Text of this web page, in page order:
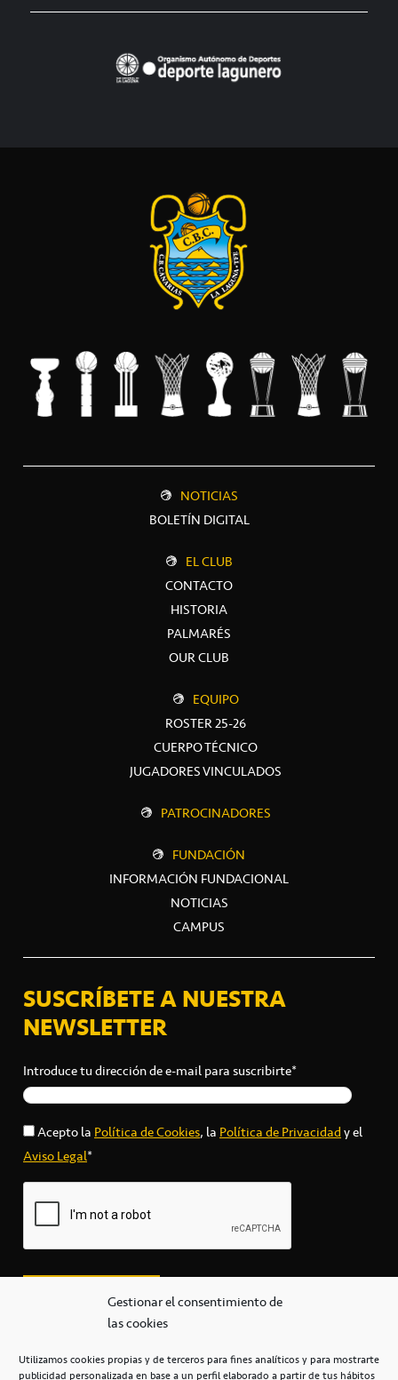
Gestionar el consentimiento de
las cookies
Utilizamos cookies propias y de terceros para fines analíticos y para mostrarte
publicidad personalizada en base a un perfil elaborado a partir de tus hábitos
NOTICIAS
BOLETÍN DIGITAL
EL CLUB
CONTACTO
HISTORIA
PALMARÉS
OUR CLUB
EQUIPO
ROSTER 25-26
CUERPO TÉCNICO
JUGADORES VINCULADOS
PATROCINADORES
FUNDACIÓN
INFORMACIÓN FUNDACIONAL
NOTICIAS
CAMPUS
SUSCRÍBETE A NUESTRA
NEWSLETTER
Introduce tu dirección de e-mail para suscribirte*
Acepto laPolítica de Cookies, laPolítica de Privacidady el
Aviso Legal*